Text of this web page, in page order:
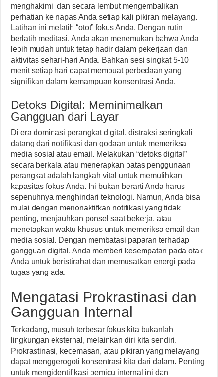
menghakimi, dan secara lembut mengembalikan
perhatian ke napas Anda setiap kali pikiran melayang.
Latihan ini melatih “otot” fokus Anda. Dengan rutin
berlatih meditasi, Anda akan menemukan bahwa Anda
lebih mudah untuk tetap hadir dalam pekerjaan dan
aktivitas sehari-hari Anda. Bahkan sesi singkat 5-10
menit setiap hari dapat membuat perbedaan yang
signifikan dalam kemampuan konsentrasi Anda.
Detoks Digital: Meminimalkan
Gangguan dari Layar
Di era dominasi perangkat digital, distraksi seringkali
datang dari notifikasi dan godaan untuk memeriksa
media sosial atau email. Melakukan “detoks digital”
secara berkala atau menerapkan batas penggunaan
perangkat adalah langkah vital untuk memulihkan
kapasitas fokus Anda. Ini bukan berarti Anda harus
sepenuhnya menghindari teknologi. Namun, Anda bisa
mulai dengan menonaktifkan notifikasi yang tidak
penting, menjauhkan ponsel saat bekerja, atau
menetapkan waktu khusus untuk memeriksa email dan
media sosial. Dengan membatasi paparan terhadap
gangguan digital, Anda memberi kesempatan pada otak
Anda untuk beristirahat dan memusatkan energi pada
tugas yang ada.
Mengatasi Prokrastinasi dan
Gangguan Internal
Terkadang, musuh terbesar fokus kita bukanlah
lingkungan eksternal, melainkan diri kita sendiri.
Prokrastinasi, kecemasan, atau pikiran yang melayang
dapat menggerogoti konsentrasi kita dari dalam. Penting
untuk mengidentifikasi pemicu internal ini dan